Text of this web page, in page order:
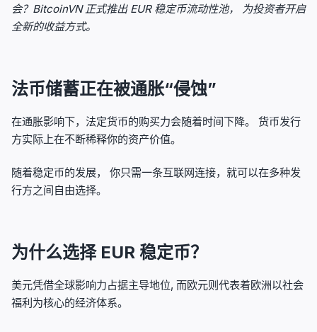
会？BitcoinVN 正式推出 EUR 稳定币流动性池， 为投资者开启
全新的收益方式。
法币储蓄正在被通胀“侵蚀”
在通胀影响下，法定货币的购买力会随着时间下降。 货币发行
方实际上在不断稀释你的资产价值。
随着稳定币的发展， 你只需一条互联网连接，就可以在多种发
行方之间自由选择。
为什么选择 EUR 稳定币？
美元凭借全球影响力占据主导地位, 而欧元则代表着欧洲以社会
福利为核心的经济体系。